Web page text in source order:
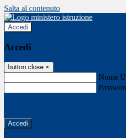
Salta al contenuto
Accedi
Accedi
button close ×
Nome
-